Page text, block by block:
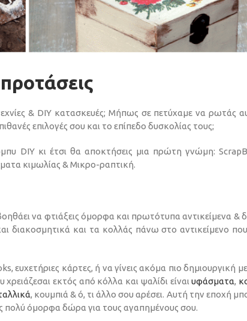
& DIY κατασκευές; Μήπως σε πετύχαμε να ρωτάς
επιλογές σου και το επίπεδο δυσκολίας τους;
DIY κι έτσι θα αποκτήσεις μια πρώτη γνώμη:
κιμωλίας & Μικρο-ραπτική.
να φτιάξεις όμορφα και πρωτότυπα αντικείμενα &
διακοσμητικά και τα κολλάς πάνω στο αντικείμενο
ευχετήριες κάρτες, ή να γίνεις ακόμα πιο δημιουργική
εκτός από κόλλα και ψαλίδι είναιυφάσματα,
, κουμπιά & ό, τι άλλο σου αρέσει. Αυτή την εποχή
πολύ όμορφα δώρα για τους αγαπημένους σου.